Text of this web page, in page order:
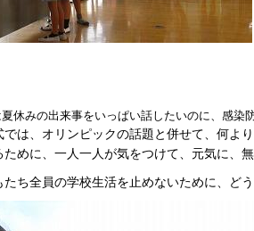
休みの出来事をいっぱい話したいのに、感染
では、オリンピックの話題と併せて、何よ
ために、一人一人が気をつけて、元気に、
たち全員の学校生活を止めないために、ど